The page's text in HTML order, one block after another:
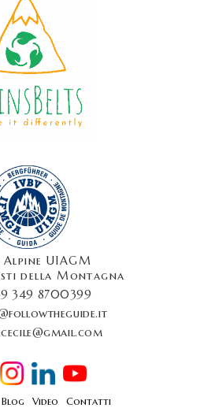
Alpine UIAGM
della Montagna
349 8700399
Video Contatti